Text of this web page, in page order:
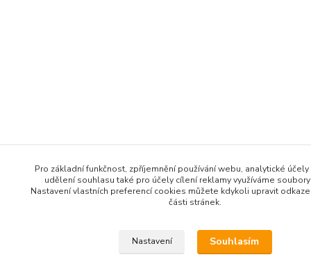
Pro základní funkčnost, zpříjemnění používání webu, analytické
udělení souhlasu také pro účely cílení reklamy využíváme
Nastavení vlastních preferencí cookies můžete kdykoli upravit
části stránek.
Nastavení Souhlasím